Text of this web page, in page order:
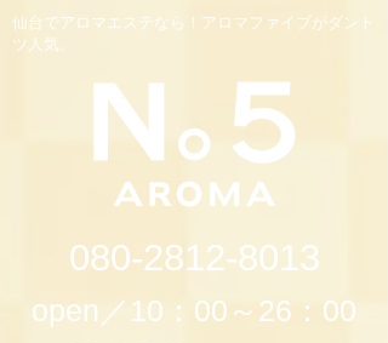
仙台でアロマエステなら！アロマファイブがダント
ツ人気。
080-2812-8013
open／10：00～26：00